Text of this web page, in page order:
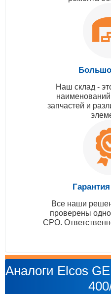
Наш склад -
запчастей и
Все наши
проверены
СРО.
Аналоги Elcos